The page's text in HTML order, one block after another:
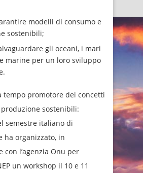
modelli di consumo e
sostenibili;
gli oceani, i mari
marine per un loro sviluppo
tempo promotore dei concetti
sostenibili:
semestre italiano di
ha organizzato, in
con l’agenzia Onu per
un workshop il 10 e 11